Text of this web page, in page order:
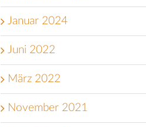
Januar 2024
Juni 2022
März 2022
November 2021